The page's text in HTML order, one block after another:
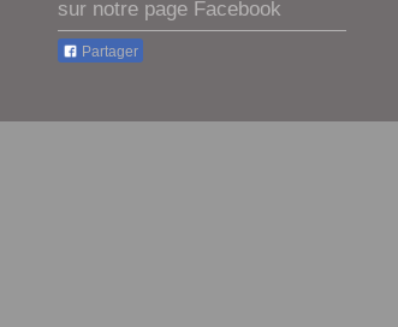
sur notre page Facebook
Partager